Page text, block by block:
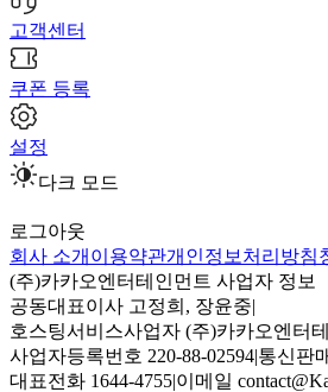
고객센터
쿠폰 등록
설정
다크 모드
로그아웃
회사 소개 이용약관개인정보처리방침
(주)카카오엔터테인먼트 사업자 정보
공동대표이사 고정희, 장윤중|
호스팅서비스사업자 (주)카카오엔터
사업자등록번호 220-88-02594|통신판
대표전화 1644-4755|이메일